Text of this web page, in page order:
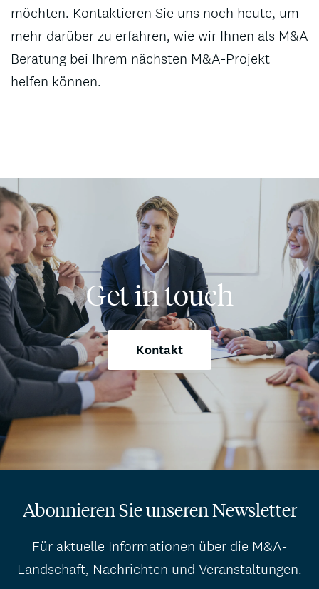
möchten. Kontaktieren Sie uns noch heute, um
mehr darüber zu erfahren, wie wir Ihnen als M&A
Beratung bei Ihrem nächsten M&A-Projekt
helfen können.
Get in touch
Kontakt
Abonnieren Sie unseren Newsletter
Für aktuelle Informationen über die M&A-
Landschaft, Nachrichten und Veranstaltungen.